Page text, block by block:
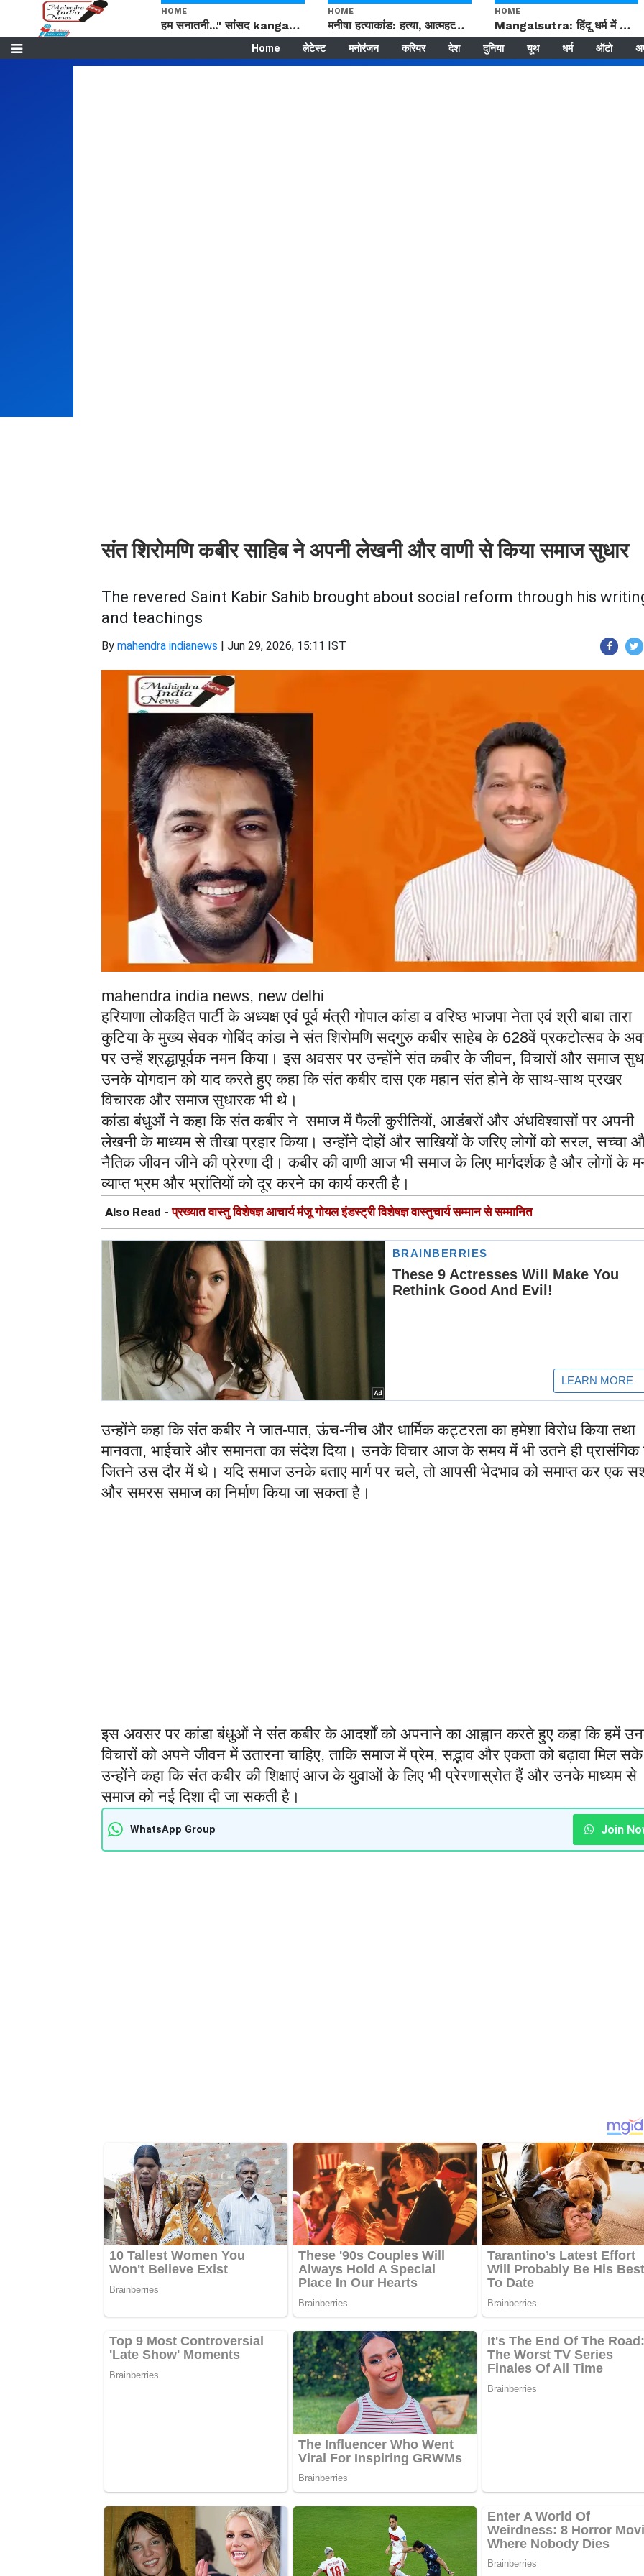
HOME
हम सनातनी..." सांसद kangana Ranaut से क्या बोली लड़की? Viral Jantar-Mantar | CJP protest
HOME
मनीषा हत्याकांड: हत्या, आत्महत्या या कोई बड़ा राज? | Full Story | Josh Haryana
HOME
Mangalsutra: हिंदू धर्म में शादी के बाद मंगलसूत्र क्यों पहनती है महिलाएं, किसने शुरु की ये परंपरा
Home लेटेस्ट मनोरंजन करियर देश दुनिया यूथ धर्म ऑटो
संत शिरोमणि कबीर साहिब ने अपनी लेखनी और वाणी से किया समाज सुधार
The revered Saint Kabir Sahib brought about social reform through his
and teachings
By mahendra indianews | Jun 29, 2026, 15:11 IST
mahendra india news, new delhi
हरियाणा लोकहित पार्टी के अध्यक्ष एवं पूर्व मंत्री गोपाल कांडा व वरिष्ठ भाजपा नेता एवं श्री बाबा तारा
कुटिया के मुख्य सेवक गोबिंद कांडा ने संत शिरोमणि सदगुरु कबीर साहेब के 628वें प्रकटोत्सव के
पर उन्हें श्रद्धापूर्वक नमन किया। इस अवसर पर उन्होंने संत कबीर के जीवन, विचारों और समाज
उनके योगदान को याद करते हुए कहा कि संत कबीर दास एक महान संत होने के साथ-साथ प्रखर
विचारक और समाज सुधारक भी थे।
कांडा बंधुओं ने कहा कि संत कबीर ने समाज में फैली कुरीतियों, आडंबरों और अंधविश्वासों पर अपनी
लेखनी के माध्यम से तीखा प्रहार किया। उन्होंने दोहों और साखियों के जरिए लोगों को सरल, सच्चा
नैतिक जीवन जीने की प्रेरणा दी। कबीर की वाणी आज भी समाज के लिए मार्गदर्शक है और लोगों के
व्याप्त भ्रम और भ्रांतियों को दूर करने का कार्य करती है।
Also Read -प्रख्यात वास्तु विशेषज्ञ आचार्य मंजू गोयल इंडस्ट्री विशेषज्ञ वास्तुचार्य सम्मान से सम्मानित
उन्होंने कहा कि संत कबीर ने जात-पात, ऊंच-नीच और धार्मिक कट्टरता का हमेशा विरोध किया तथा
मानवता, भाईचारे और समानता का संदेश दिया। उनके विचार आज के समय में भी उतने ही प्रासंगिक
जितने उस दौर में थे। यदि समाज उनके बताए मार्ग पर चले, तो आपसी भेदभाव को समाप्त कर एक
और समरस समाज का निर्माण किया जा सकता है।
इस अवसर पर कांडा बंधुओं ने संत कबीर के आदर्शों को अपनाने का आह्वान करते हुए कहा कि हमें
विचारों को अपने जीवन में उतारना चाहिए, ताकि समाज में प्रेम, सद्भाव और एकता को बढ़ावा मिल
उन्होंने कहा कि संत कबीर की शिक्षाएं आज के युवाओं के लिए भी प्रेरणास्रोत हैं और उनके माध्यम से
समाज को नई दिशा दी जा सकती है।
WhatsApp Group Join